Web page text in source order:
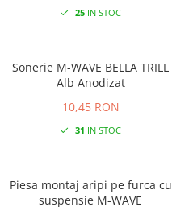
25IN STOC
Sonerie M-WAVE BELLA TRILL
Alb Anodizat
10,45 RON
31 IN STOC
Piesa montaj aripi pe furca cu
suspensie M-WAVE